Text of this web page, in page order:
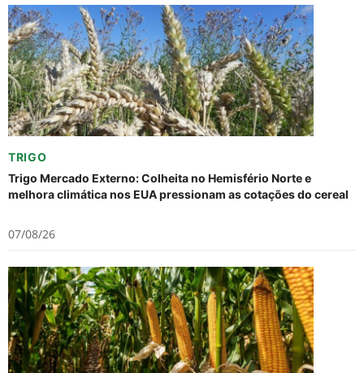
TRIGO
Trigo Mercado Externo: Colheita no Hemisfério Norte e
melhora climática nos EUA pressionam as cotações do cereal
07/08/26